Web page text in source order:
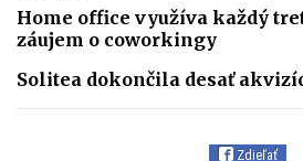
Home office využíva každý
záujem o coworkingy
Solitea dokončila desať
Zdieľať